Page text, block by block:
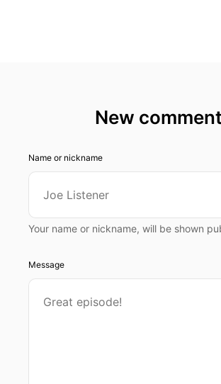
New comment
Name or nickname
Your name or nickname, will be shown
Message